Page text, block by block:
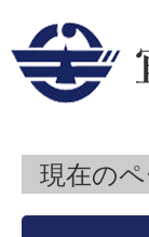
現在の